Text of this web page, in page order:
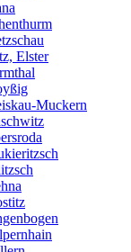
Elster
Muckern